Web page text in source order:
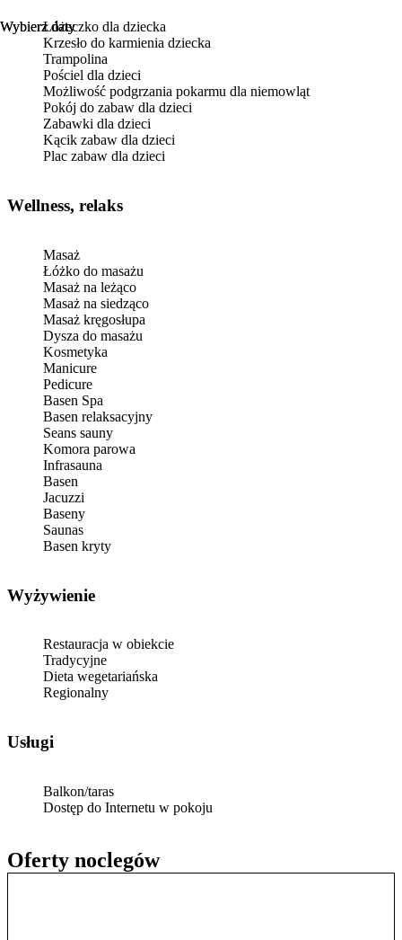
Wybierz daty
Oferty noclegów
Wybierz datyŁóżeczko dla dziecka
Krzesło do karmienia dziecka
Trampolina
Pościel dla dzieci
Możliwość podgrzania pokarmu dla niemowląt
Pokój do zabaw dla dzieci
Zabawki dla dzieci
Kącik zabaw dla dzieci
Plac zabaw dla dzieci
Wellness, relaks
Masaż
Łóżko do masażu
Masaż na leżąco
Masaż na siedząco
Masaż kręgosłupa
Dysza do masażu
Kosmetyka
Manicure
Pedicure
Basen Spa
Basen relaksacyjny
Seans sauny
Komora parowa
Infrasauna
Basen
Jacuzzi
Baseny
Saunas
Basen kryty
Wyżywienie
Restauracja w obiekcie
Tradycyjne
Dieta wegetariańska
Regionalny
Usługi
Balkon/taras
Dostęp do Internetu w pokoju